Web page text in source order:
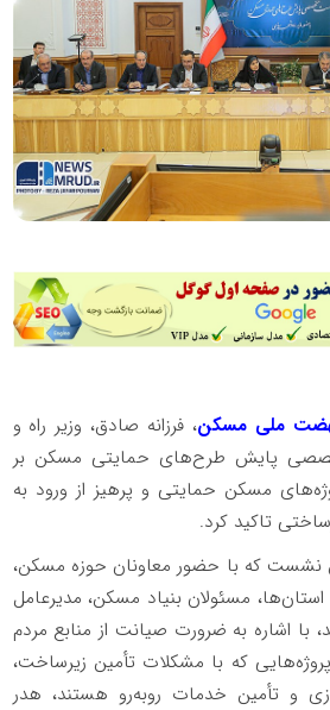
ملی مسکن، فرزانه صادق، وزیر راه و
پایش طرح‌های حمایتی مسکن بر
مسکن حمایتی و پرهیز از ورود به
تاکید کرد.
نشست که با حضور معاونان حوزه مسکن،
مسئولان بنیاد مسکن، مدیرعامل
با اشاره به ضرورت صیانت از منابع مردم
که با مشکلات تأمین زیرساخت،
و تأمین خدمات روبه‌رو هستند، هدر